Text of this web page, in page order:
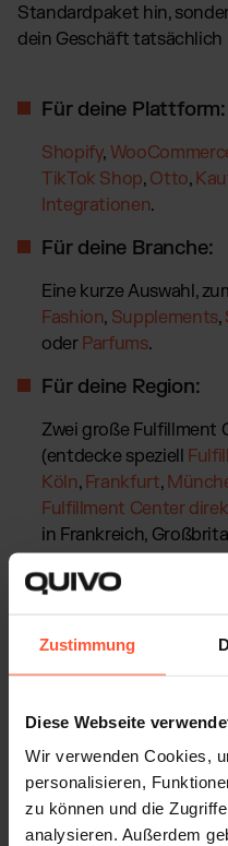
Zustimmung
Diese Webseite
Wir verwenden Cookies,
personalisieren,
zu können und die
analysieren. Außerdem
Standardpaket hin,
dein Geschäft tatsächlich
Für deine Plattform:
Shopify,
TikTok Shop, Otto,
Integrationen.
Für deine Branche:
Eine kurze Auswahl,
Fashion, Supplements,
oder Parfums.
Für deine Region:
Zwei große Fulfillment
(entdecke speziell
Köln, Frankfurt,
Fulfillment Center
in Frankreich,
in der Golfregion.B2B
Versand aus
8